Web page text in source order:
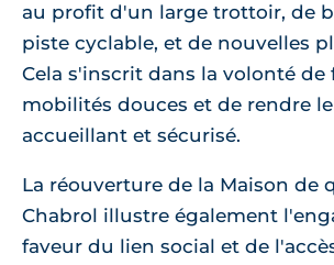
au profit d'un large trottoir, de
piste cyclable, et de nouvelles
Cela s'inscrit dans la volonté de
mobilités douces et de rendre
accueillant et sécurisé.
La réouverture de la Maison de
Chabrol illustre également
faveur du lien social et de